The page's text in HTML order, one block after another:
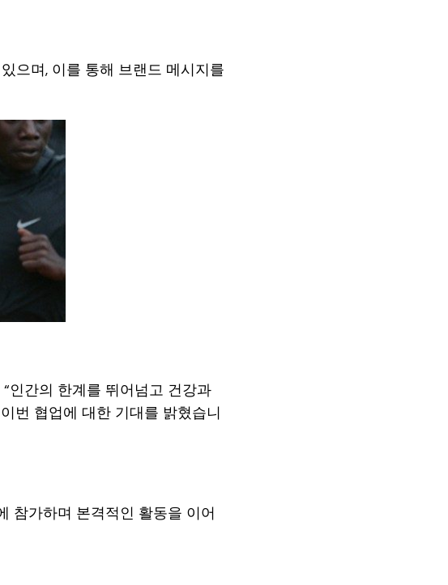
으며, 이를 통해 브랜드 메시지를
인간의 한계를 뛰어넘고 건강과
번 협업에 대한 기대를 밝혔습니
참가하며 본격적인 활동을 이어